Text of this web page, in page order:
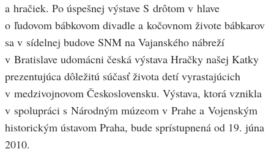
a hračiek. Po úspešnej výstave S drôtom v hlave
o ľudovom bábkovom divadle a kočovnom živote bábkarov
sa v sídelnej budove SNM na Vajanského nábreží
v Bratislave udomácni česká výstava Hračky našej Katky
prezentujúca dôležitú súčasť života detí vyrastajúcich
v medzivojnovom Československu. Výstava, ktorá vznikla
v spolupráci s Národným múzeom v Prahe a Vojenským
historickým ústavom Praha, bude sprístupnená od 19. júna
2010.